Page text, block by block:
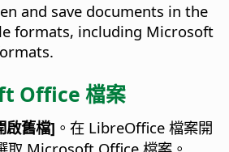
and save documents in the
formats, including Microsoft
Office 檔案
啟舊檔] 。在 LibreOffice 檔案開